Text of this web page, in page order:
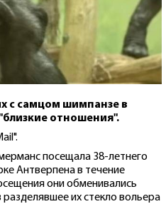
с самцом шимпанзе в
отношения".
посещала 38-летнего
Антверпена в течение
они обменивались
их стекло вольера